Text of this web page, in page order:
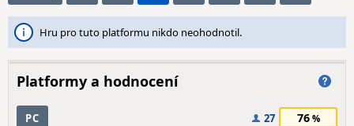
Hru pro tuto platformu nikdo neohodnotil.
Platformy a hodnocení
PC 27 76